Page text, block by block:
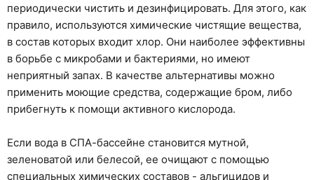
периодически чистить и дезинфицировать. Для этого, как
правило, используются химические чистящие вещества,
в состав которых входит хлор. Они наиболее эффективны
в борьбе с микробами и бактериями, но имеют
неприятный запах. В качестве альтернативы можно
применить моющие средства, содержащие бром, либо
прибегнуть к помощи активного кислорода.
Если вода в СПА-бассейне становится мутной,
зеленоватой или белесой, ее очищают с помощью
специальных химических составов - альгицидов и